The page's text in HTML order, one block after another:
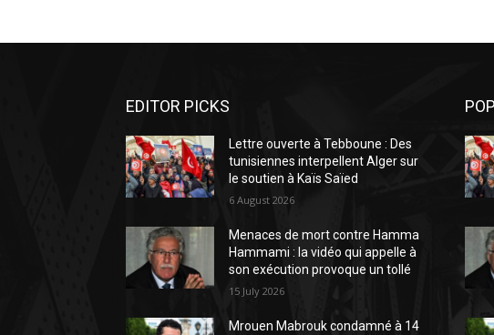
EDITOR PICKS
Lettre ouverte à Tebboune : Des
tunisiennes interpellent Alger sur
le soutien à Kaïs Saïed
6 August 2026
Menaces de mort contre Hamma
Hammami : la vidéo qui appelle à
son exécution provoque un tollé
15 July 2026
Mrouen Mabrouk condamné à 14